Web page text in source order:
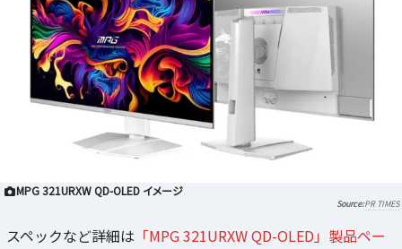
MPG 321URXW QD-OLED イメージ
PR TIMES
スペックなど詳細は 「MPG 321URXW QD-OLED」製品ペー